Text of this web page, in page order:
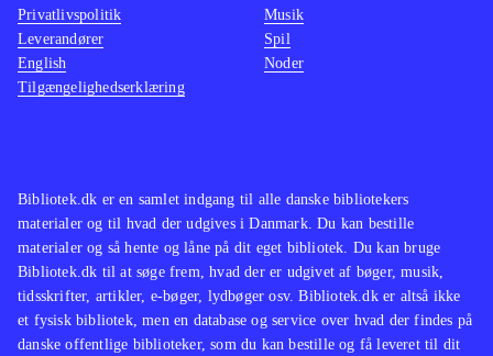
Bibliotek.dk er en samlet indgang til alle danske bibliotekers
materialer og til hvad der udgives i Danmark. Du kan bestille
materialer og så hente og låne på dit eget bibliotek. Du kan bruge
Bibliotek.dk til at søge frem, hvad der er udgivet af bøger, musik,
tidsskrifter, artikler, e-bøger, lydbøger osv. Bibliotek.dk er altså ikke
et fysisk bibliotek, men en database og service over hvad der findes på
danske offentlige biblioteker, som du kan bestille og få leveret til dit
Privatlivspolitik
Leverandører
English
Tilgængelighedserklæring
Musik
Spil
Noder